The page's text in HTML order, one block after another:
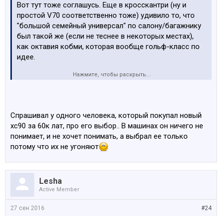
Вот тут тоже соглашусь. Еще в кросскантри (ну и
простой V70 соответственно тоже) удивило то, что
"большой семейный универсал" по салону/багажнику
был такой же (если не теснее в некоторых местах),
как октавия кобми, которая вообще гольф-класс по
идее.
них посматривал, но как-то со временем интерес
отпал совершенно: посидел в салоне, пару раз
поездил.
У тех же шкод новых (не говоря уже о в-вагенах) -
интерьер подогнан качественнее, кнопочки приятные
и так далее. Не говоря уже о практичности/рахмерах.
Нажмите, чтобы раскрыть...
Спрашивал у одного человека, который покупал новый
хс90 за 60к лат, про его выбор.. В машинах он ничего не
понимает, и не хочет понимать, а выбрал ее только
потому что их не угоняют
Lesha
Active Member
#24
27 сен 2016